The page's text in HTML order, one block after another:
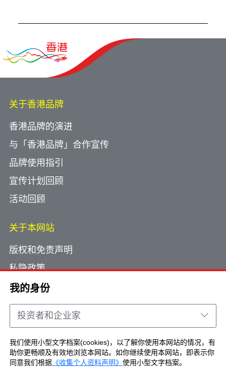
我的身份
投资者和企业家
我们使用小型文字档案(cookies)，以了解你使用本网站的情况，有
助你更畅顺及有效地浏览本网站。如你继续使用本网站，即表示你
同意我们根据 《收集个人资料声明》 使用小型文字档案。
关于香港品牌
香港品牌的演进
与「香港品牌」合作宣传
品牌使用指引
宣传计划回顾
活动回顾
关于本网站
版权和免责声明
私隐政策
使用小型文字档案
网页指南
联络我们
Copyright © Brand Hong Kong. All Rights